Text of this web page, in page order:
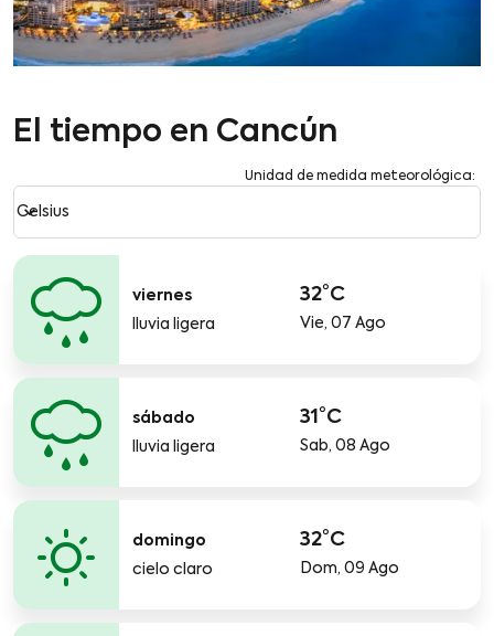
El tiempo en Cancún
Unidad de medida meteorológica:
Weather unit option Celsius Selected
Celsius
keyboard_arrow_down
viernes
lluvia ligera
32°C
Vie, 07 Ago
sábado
lluvia ligera
31°C
Sab, 08 Ago
domingo
cielo claro
32°C
Dom, 09 Ago